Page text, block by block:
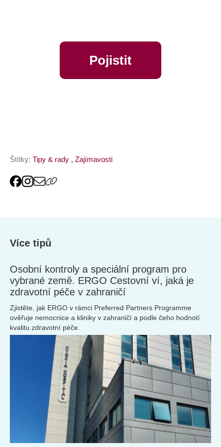
Pojistit
Štítky: Tipy & rady , Zajímavosti
Více tipů
Osobní kontroly a speciální program pro
vybrané země. ERGO Cestovní ví, jaká je
zdravotní péče v zahraničí
Zjistěte, jak ERGO v rámci Preferred Partners Programme
ověřuje nemocnice a kliniky v zahraničí a podle čeho hodnotí
kvalitu zdravotní péče.